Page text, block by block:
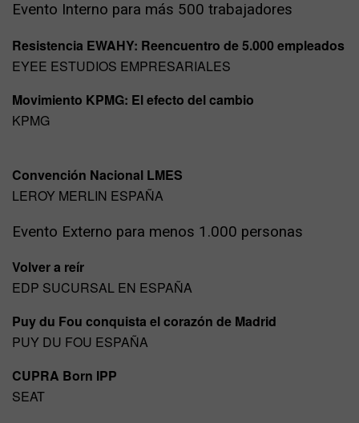
Evento Interno para más 500 trabajadores
Resistencia EWAHY: Reencuentro de 5.000 empleados
EYEE ESTUDIOS EMPRESARIALES
Movimiento KPMG: El efecto del cambio
KPMG
Convención Nacional LMES
LEROY MERLIN ESPAÑA
Evento Externo para menos 1.000 personas
Volver a reír
EDP SUCURSAL EN ESPAÑA
Puy du Fou conquista el corazón de Madrid
PUY DU FOU ESPAÑA
CUPRA Born IPP
SEAT